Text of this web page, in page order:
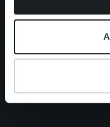
Ura Ropolla
Yhteystiedot
Hallitse maksuasioitasi